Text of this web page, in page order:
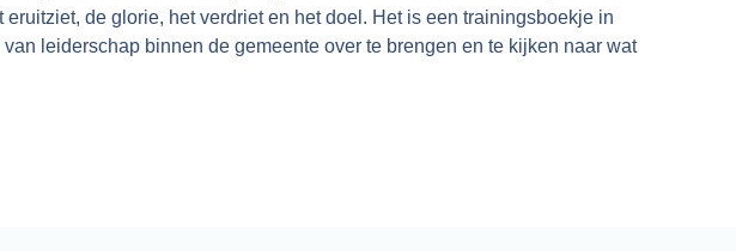
de glorie, het verdriet en het doel. Het is een trainingsboekje in
leiderschap binnen de gemeente over te brengen en te kijken naar wat